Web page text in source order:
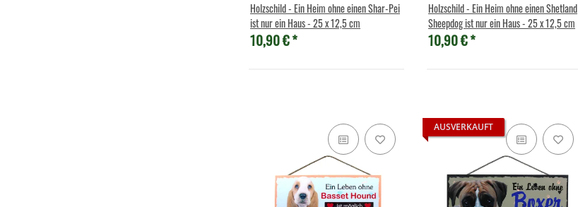
Holzschild - Ein Heim ohne einen Shar-Pei
ist nur ein Haus - 25 x 12,5 cm
10,90 €*
Holzschild - Ein Heim ohne einen Shetland
Sheepdog ist nur ein Haus - 25 x 12,5 cm
10,90 €*
AUSVERKAUFT